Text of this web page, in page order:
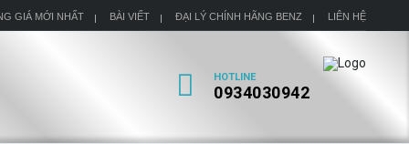
GIÁ MỚI NHẤT BÀI VIẾT ĐẠI LÝ CHÍNH HÃNG BENZ LIÊN HỆ
HOTLINE
0934030942